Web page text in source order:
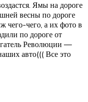
Ямы на дороге
весны по дороге
чего-чего, а их фото в
по дороге от
Революции —
авто((( Все это